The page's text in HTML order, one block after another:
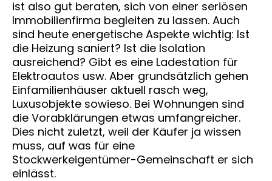
ist also gut beraten, sich von einer seriösen
Immobilienfirma begleiten zu lassen. Auch
sind heute energetische Aspekte wichtig: Ist
die Heizung saniert? Ist die Isolation
ausreichend? Gibt es eine Ladestation für
Elektroautos usw. Aber grundsätzlich gehen
Einfamilienhäuser aktuell rasch weg,
Luxusobjekte sowieso. Bei Wohnungen sind
die Vorabklärungen etwas umfangreicher.
Dies nicht zuletzt, weil der Käufer ja wissen
muss, auf was für eine
Stockwerkeigentümer-Gemeinschaft er sich
einlässt.